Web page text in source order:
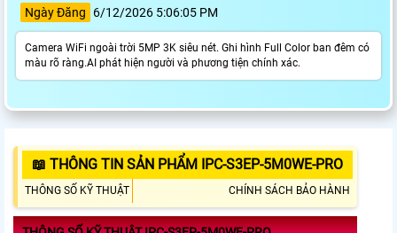
Ngày Đăng
6/12/2026 5:06:05 PM
Camera WiFi ngoài trời 5MP 3K siêu nét. Ghi hình Full Color ban đêm có
màu rõ ràng.AI phát hiện người và phương tiện chính xác.
📖 THÔNG TIN SẢN PHẨM IPC-S3EP-5M0WE-PRO
THÔNG SỐ KỸ THUẬT CHÍNH SÁCH BẢO HÀNH